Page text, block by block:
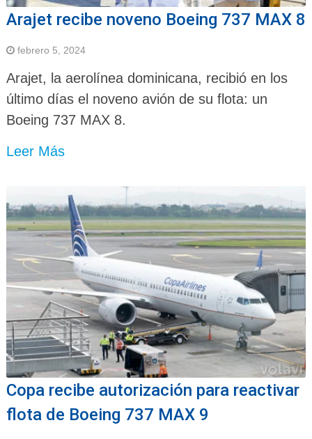
Arajet recibe noveno Boeing 737 MAX 8
febrero 5, 2024
Arajet, la aerolínea dominicana, recibió en los
último días el noveno avión de su flota: un
Boeing 737 MAX 8.
Leer Más
Copa recibe autorización para reactivar
flota de Boeing 737 MAX 9